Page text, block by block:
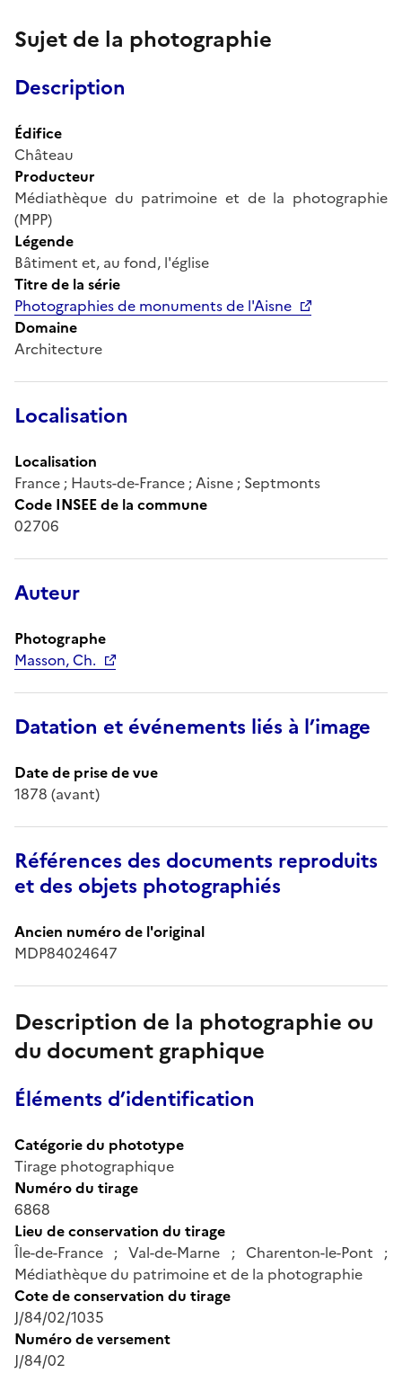
Sujet de la photographie
Description
Édifice
Château
Producteur
Médiathèque du patrimoine et de la photographie
(MPP)
Légende
Bâtiment et, au fond, l'église
Titre de la série
Photographies de monuments de l'Aisne
Domaine
Architecture
Localisation
Localisation
France ; Hauts-de-France ; Aisne ; Septmonts
Code INSEE de la commune
02706
Auteur
Photographe
Masson, Ch.
Datation et événements liés à l’image
Date de prise de vue
1878 (avant)
Références des documents reproduits
et des objets photographiés
Ancien numéro de l'original
MDP84024647
Description de la photographie ou
du document graphique
Éléments d’identification
Catégorie du phototype
Tirage photographique
Numéro du tirage
6868
Lieu de conservation du tirage
Île-de-France ; Val-de-Marne ; Charenton-le-Pont ;
Médiathèque du patrimoine et de la photographie
Cote de conservation du tirage
J/84/02/1035
Numéro de versement
J/84/02